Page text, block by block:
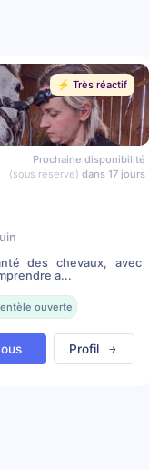
⚡️ Très réactif
Prochaine disponibilité
(sous réserve) dans 17 jours
des chevaux, avec
a...
ouverte
Profil